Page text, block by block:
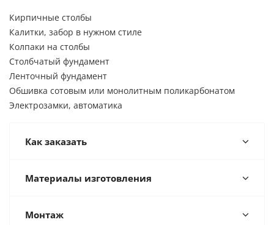
Кирпичные столбы
Калитки, забор в нужном стиле
Колпаки на столбы
Столбчатый фундамент
Ленточный фундамент
Обшивка сотовым или монолитным поликарбонатом
Электрозамки, автоматика
Как заказать
Материалы изготовления
Монтаж